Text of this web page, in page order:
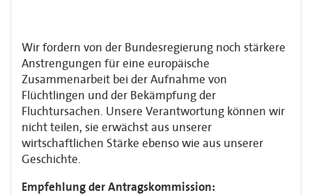
Wir fordern von der Bundesregierung noch stärkere
Anstrengungen für eine europäische
Zusammenarbeit bei der Aufnahme von
Flüchtlingen und der Bekämpfung der
Fluchtursachen. Unsere Verantwortung können wir
nicht teilen, sie erwächst aus unserer
wirtschaftlichen Stärke ebenso wie aus unserer
Geschichte.
Empfehlung der Antragskommission: